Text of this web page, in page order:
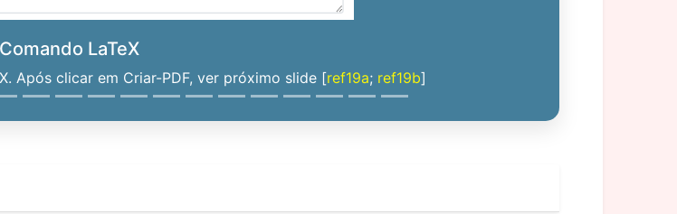
Comando LaTeX
Após clicar em Criar-PDF, ver próximo slide [ref19a; ref19b]